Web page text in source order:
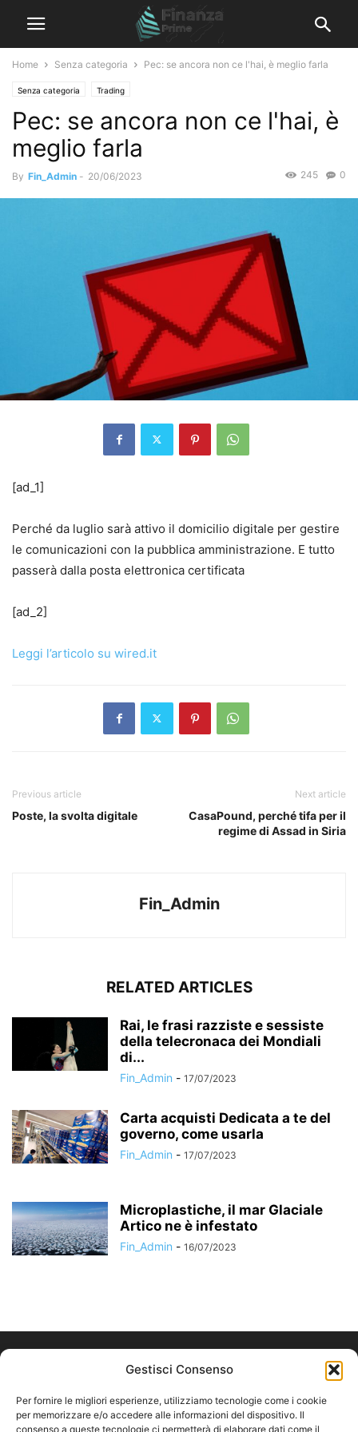
Gestisci Consenso
Per fornire le migliori esperienze, utilizziamo tecnologie come i cookie
per memorizzare e/o accedere alle informazioni del dispositivo. Il
consenso a queste tecnologie ci permetterà di elaborare dati come il
Home Senza categoria Pec: se ancora non ce l'hai, è meglio farla
Senza categoria Trading
Pec: se ancora non ce l'hai, è
meglio farla
By Fin_Admin - 20/06/2023 0
245
[ad_1]
Perché da luglio sarà attivo il domicilio digitale per gestire
le comunicazioni con la pubblica amministrazione. E tutto
passerà dalla posta elettronica certificata
[ad_2]
Leggi l’articolo su wired.it
Previous article
Poste, la svolta digitale
Next article
CasaPound, perché tifa per il
regime di Assad in Siria
Fin_Admin
RELATED ARTICLES
Rai, le frasi razziste e sessiste
della telecronaca dei Mondiali
di...
Fin_Admin - 17/07/2023
Carta acquisti Dedicata a te del
governo, come usarla
Fin_Admin - 17/07/2023
Microplastiche, il mar Glaciale
Artico ne è infestato
Fin_Admin - 16/07/2023